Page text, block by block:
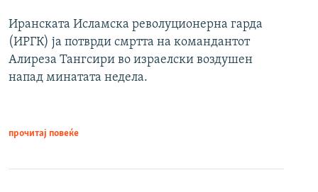
Иранската Исламска револуционерна гарда
(ИРГК) ја потврди смртта на командантот
Алиреза Тангсири во израелски воздушен
напад минатата недела.
прочитај повеќе